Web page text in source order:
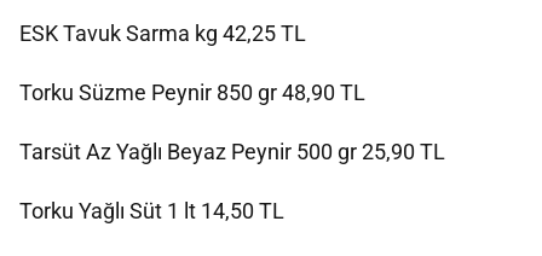
ESK Tavuk Sarma kg 42,25 TL
Torku Süzme Peynir 850 gr 48,90 TL
Tarsüt Az Yağlı Beyaz Peynir 500 gr 25,90 TL
Torku Yağlı Süt 1 lt 14,50 TL